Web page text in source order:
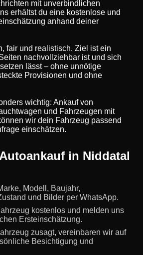
mit unverbindlichen
erhältst du eine kostenlose und
anhand deiner
fair und realistisch. Ziel ist ein
nachvollziehbar ist und sich
lässt – ohne unnötige
Provisionen und ohne
wichtig: Ankauf von
und Fahrzeugen mit
wir dein Fahrzeug passend
einschätzen.
in Niddatal
Modell, Baujahr,
und Bilder per WhatsApp.
kostenlos und melden uns
Ersteinschätzung.
zusagt, vereinbaren wir auf
Besichtigung und